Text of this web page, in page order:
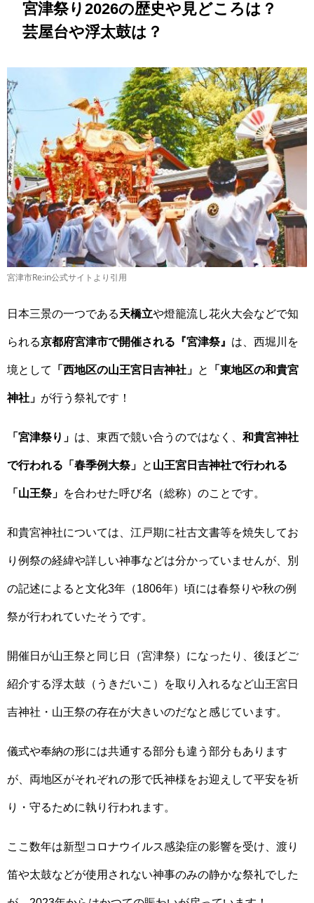
宮津祭り2026の歴史や見どころは？
芸屋台や浮太鼓は？
宮津市Re:in公式サイトより引用
日本三景の一つである天橋立や燈籠流し花火大会などで知
られる京都府宮津市で開催される『宮津祭』 は、西堀川を
境として 「西地区の山王宮日吉神社」 と 「東地区の和貴宮
神社」 が行う祭礼です！
「宮津祭り」 は、東西で競い合うのではなく、 和貴宮神社
で行われる「春季例大祭」 と 山王宮日吉神社で行われる
「山王祭」 を合わせた呼び名（総称）のことです。
和貴宮神社については、江戸期に社古文書等を焼失してお
り例祭の経緯や詳しい神事などは分かっていませんが、別
の記述によると文化3年（1806年）頃には春祭りや秋の例
祭が行われていたそうです。
開催日が山王祭と同じ日（宮津祭）になったり、後ほどご
紹介する浮太鼓（うきだいこ）を取り入れるなど山王宮日
吉神社・山王祭の存在が大きいのだなと感じています。
儀式や奉納の形には共通する部分も違う部分もあります
が、両地区がそれぞれの形で氏神様をお迎えして平安を祈
り・守るために執り行われます。
ここ数年は新型コロナウイルス感染症の影響を受け、渡り
笛や太鼓などが使用されない神事のみの静かな祭礼でした